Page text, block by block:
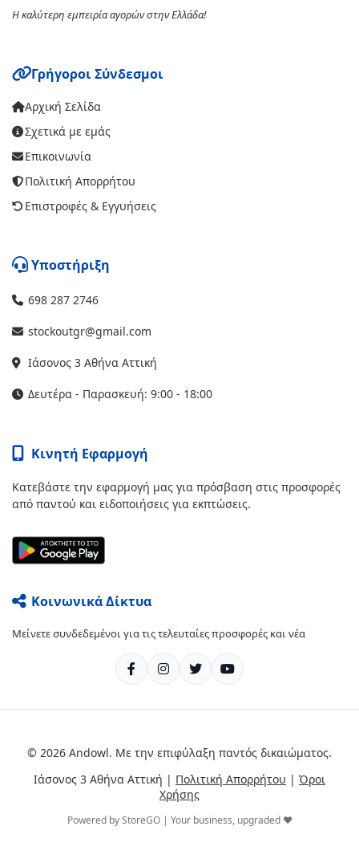
Η καλύτερη εμπειρία αγορών στην Ελλάδα!
Γρήγοροι Σύνδεσμοι
Αρχική Σελίδα
Σχετικά με εμάς
Επικοινωνία
Πολιτική Απορρήτου
Επιστροφές & Εγγυήσεις
Υποστήριξη
698 287 2746
stockoutgr@gmail.com
Ιάσονος 3 Αθήνα Αττική
Δευτέρα - Παρασκευή: 9:00 - 18:00
Κινητή Εφαρμογή
Κατεβάστε την εφαρμογή μας για πρόσβαση στις προσφορές
από παντού και ειδοποιήσεις για εκπτώσεις.
Κοινωνικά Δίκτυα
Μείνετε συνδεδεμένοι για τις τελευταίες προσφορές και νέα
© 2026 Andowl. Με την επιφύλαξη παντός δικαιώματος.
Ιάσονος 3 Αθήνα Αττική | Πολιτική Απορρήτου | Όροι
Χρήσης
Powered by StoreGO | Your business, upgraded ❤️